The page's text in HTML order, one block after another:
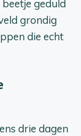
geduld
grondig
die echt
drie dagen